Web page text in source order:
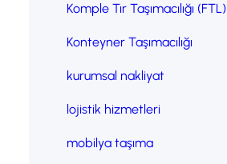
Komple Tır Taşımacılığı (FTL)
Konteyner Taşımacılığı
kurumsal nakliyat
lojistik hizmetleri
mobilya taşıma